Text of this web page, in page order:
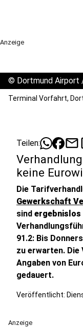
Anzeige
© Dortmund Airport
Terminal Vorfahrt,
Teilen: mail
keine
Die
Gewerkschaft
sind ergebnislos
91.2: Bis
zu erwarten. Die
Angaben von
gedauert.
Veröffentlicht:
Anzeige